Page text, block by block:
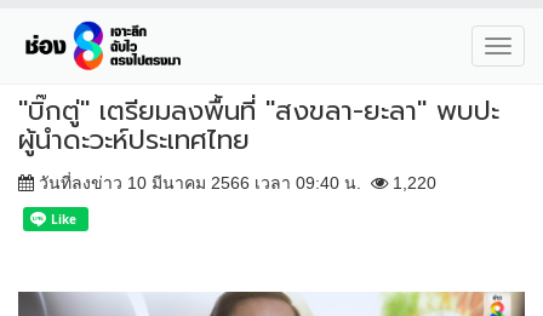
"บิ๊กตู่" เตรียมลงพื้นที่ "สงขลา-ยะลา" พบปะ
ผู้นำดะวะห์ประเทศไทย
วันที่ลงข่าว 10 มีนาคม 2566 เวลา 09:40 น. 1,220